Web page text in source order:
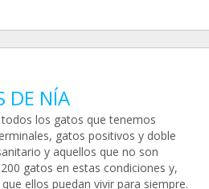
DE NÍA
los gatos que tenemos
gatos positivos y doble
y aquellos que no son
gatos en estas condiciones y,
ellos puedan vivir para siempre.